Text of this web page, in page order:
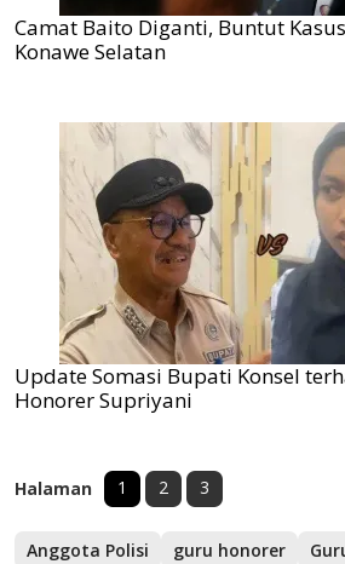
Camat Baito Diganti, Buntut
Konawe Selatan
Update Somasi Bupati Konsel
Honorer Supriyani
Halaman 1 2 3
Anggota Polisi guru honorer